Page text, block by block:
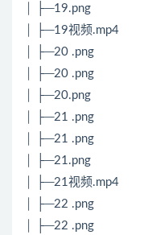
│ ├─19.png
│ ├─19视频.mp4
│ ├─20 .png
│ ├─20 .png
│ ├─20.png
│ ├─21 .png
│ ├─21 .png
│ ├─21.png
│ ├─21视频.mp4
│ ├─22 .png
│ ├─22 .png